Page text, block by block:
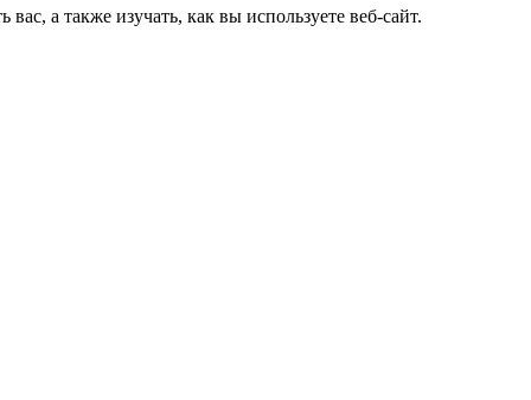
а также изучать, как вы используете веб-сайт.